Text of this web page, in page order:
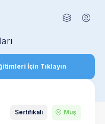
İçin Tıklayın
Sertifikalı Muş